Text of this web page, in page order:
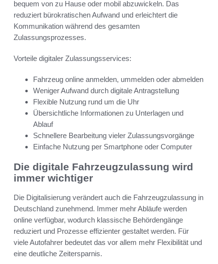
bequem von zu Hause oder mobil abzuwickeln. Das
reduziert bürokratischen Aufwand und erleichtert die
Kommunikation während des gesamten
Zulassungsprozesses.
Vorteile digitaler Zulassungsservices:
Fahrzeug online anmelden, ummelden oder abmelden
Weniger Aufwand durch digitale Antragstellung
Flexible Nutzung rund um die Uhr
Übersichtliche Informationen zu Unterlagen und
Ablauf
Schnellere Bearbeitung vieler Zulassungsvorgänge
Einfache Nutzung per Smartphone oder Computer
Die digitale Fahrzeugzulassung wird
immer wichtiger
Die Digitalisierung verändert auch die Fahrzeugzulassung in
Deutschland zunehmend. Immer mehr Abläufe werden
online verfügbar, wodurch klassische Behördengänge
reduziert und Prozesse effizienter gestaltet werden. Für
viele Autofahrer bedeutet das vor allem mehr Flexibilität und
eine deutliche Zeitersparnis.